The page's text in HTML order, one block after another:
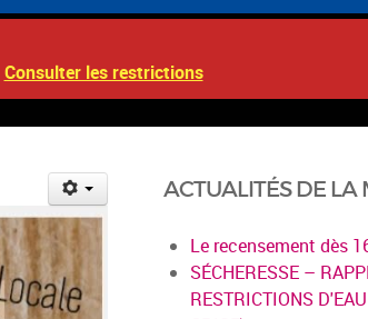
Consulter les restrictions
ACTUALITÉS DE LA
Le recensement dès
SÉCHERESSE –
RESTRICTIONS